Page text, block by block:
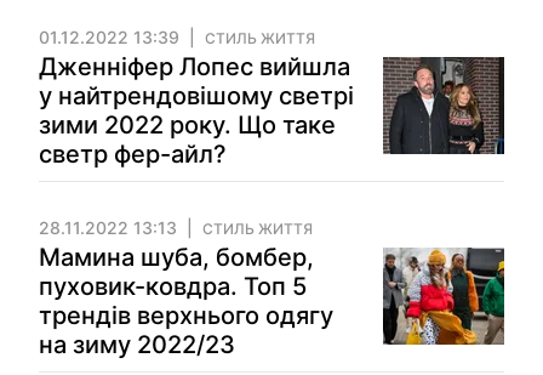
01.12.2022 13:39 СТИЛЬ ЖИТТЯ
Дженніфер Лопес вийшла
у найтрендовішому светрі
зими 2022 року. Що таке
светр фер-айл?
28.11.2022 13:13 СТИЛЬ ЖИТТЯ
Мамина шуба, бомбер,
пуховик-ковдра. Топ 5
трендів верхнього одягу
на зиму 2022/23